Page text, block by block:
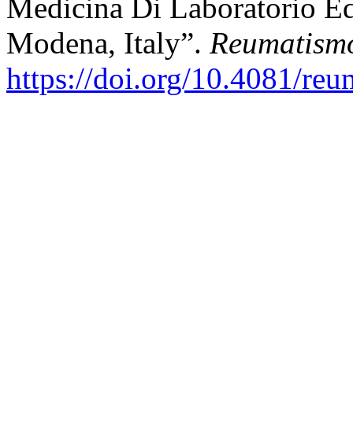
Medicina Di Laboratorio
Modena, Italy”.
https://doi.org/10.4081/